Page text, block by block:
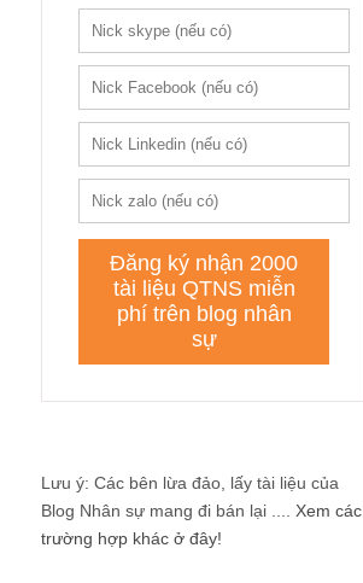
Lưu ý: Các bên lừa đảo, lấy tài liệu của
Blog Nhân sự mang đi bán lại .... Xem các
trường hợp khác ở đây!